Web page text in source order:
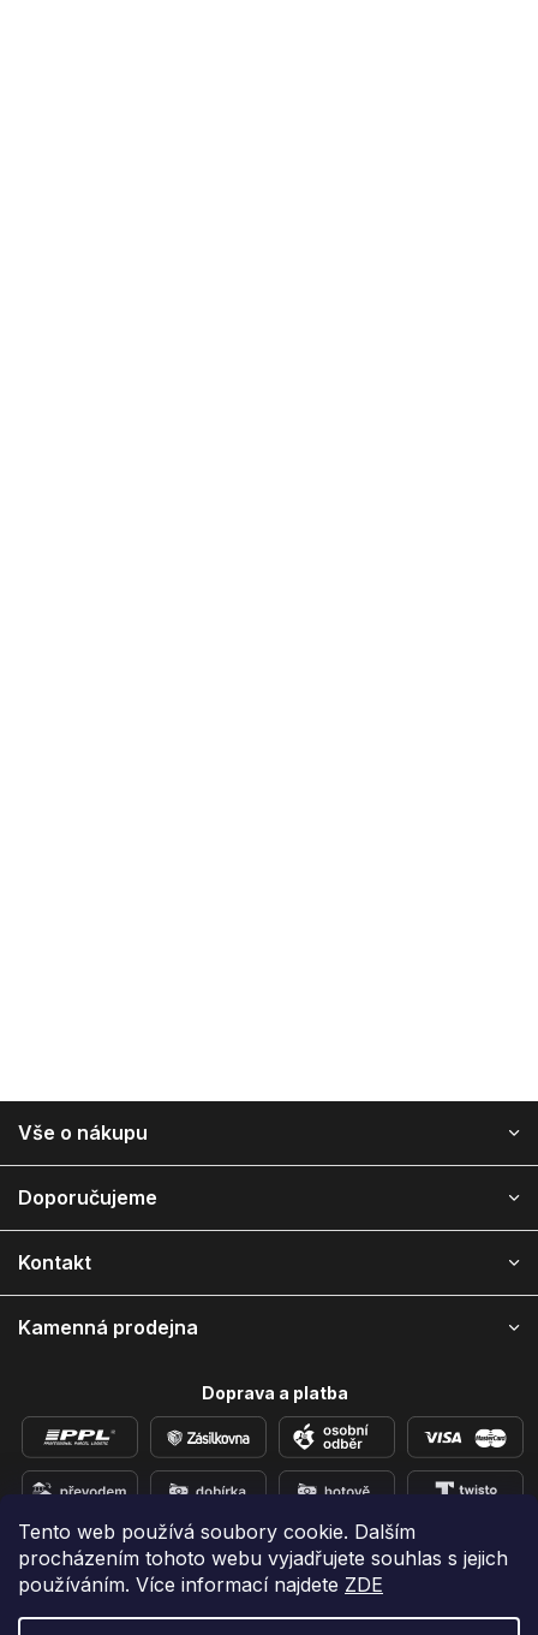
Tento web používá soubory cookie. Dalším
procházením tohoto webu vyjadřujete souhlas s jejich
používáním. Více informací najdete ZDE
p
Vše o nákupu
Doporučujeme
Kontakt
Kamenná prodejna
Doprava a platba
Přidejte se k nám na sítích